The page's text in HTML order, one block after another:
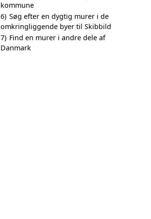
kommune
6) Søg efter en dygtig murer i de
omkringliggende byer til Skibbild
7) Find en murer i andre dele af
Danmark